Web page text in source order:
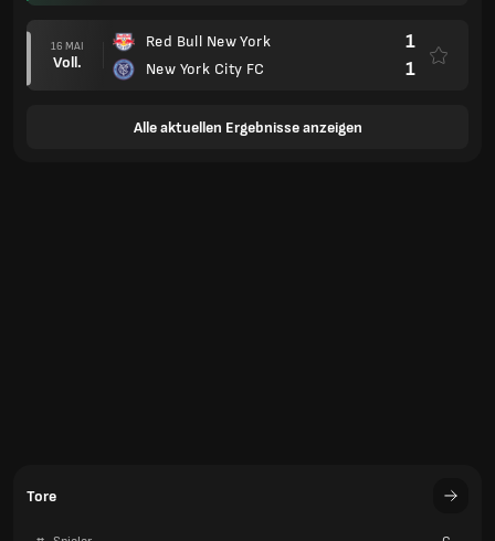
16 MAI
Voll.
Red Bull New York
New York City FC
1
1
Alle aktuellen Ergebnisse anzeigen
Tore